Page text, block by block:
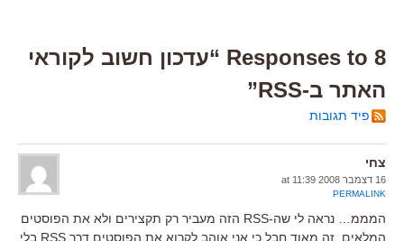
8 Responses to “עדכון חשוב לקוראי
האתר ב-RSS”
פיד תגובות
צחי
16 דצמבר 2008 at 11:39
PERMALINK
המממ… נראה לי שה-RSS הזה מעביר רק תקצירים ולא את הפוסטים
המלאים. זה מאוד חבל כי אני אוהב לקרוא את הפוסטים דרך RSS בלי